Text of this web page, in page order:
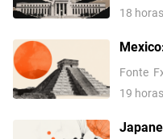
18
–
Fonte
19